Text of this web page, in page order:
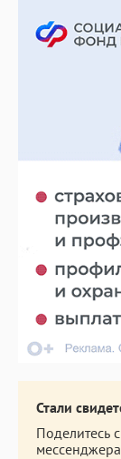
Стали
Поделитесь